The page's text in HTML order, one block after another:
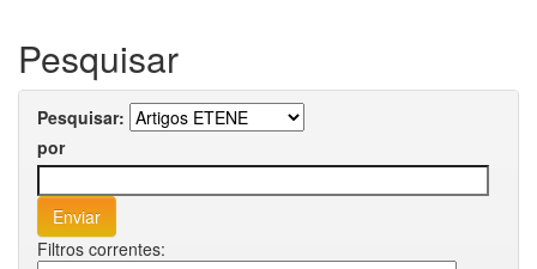
Pesquisar
Pesquisar:
por
Filtros correntes: